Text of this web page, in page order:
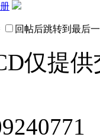
回帖后跳转到最后
仅提